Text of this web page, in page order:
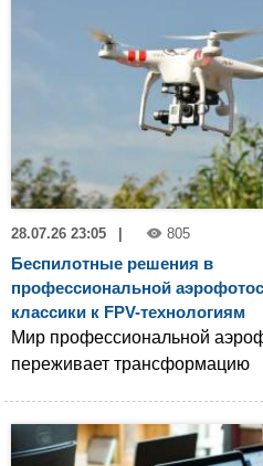
28.07.26 23:05 805
Беспилотные решения в
профессиональной
классики к FPV-технологиям
Мир профессиональной
переживает трансформацию